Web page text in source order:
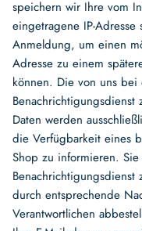
speichern wir Ihre vom
eingetragene IP-
Anmeldung, um einen
Adresse zu einem
können. Die von uns bei
Daten werden
die Verfügbarkeit eines
Shop zu informieren. Sie
durch entsprechende
Verantwortlichen